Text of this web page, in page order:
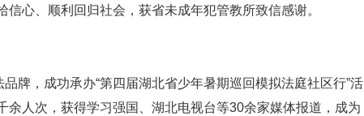
心、顺利回归社会，获省未成年犯管教所致信感谢。
牌，成功承办“第四届湖北省少年暑期巡回模拟法庭社区行”活
人次，获得学习强国、湖北电视台等30余家媒体报道，成为